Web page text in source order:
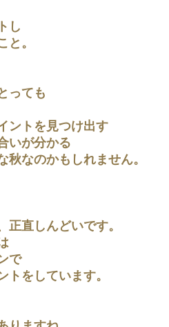
し
と。
っても
ントを見つけ出す
いが分かる
秋なのかもしれません。
正直しんどいです。
で
トをしています。